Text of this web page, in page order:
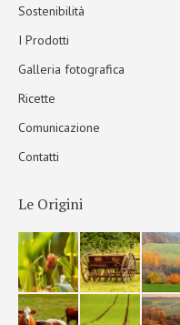
Sostenibilità
I Prodotti
Galleria fotografica
Ricette
Comunicazione
Contatti
Le Origini